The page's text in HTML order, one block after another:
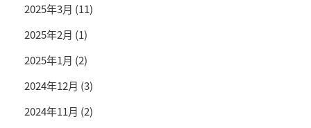
2025年3月 (11)
2025年2月 (1)
2025年1月 (2)
2024年12月 (3)
2024年11月 (2)